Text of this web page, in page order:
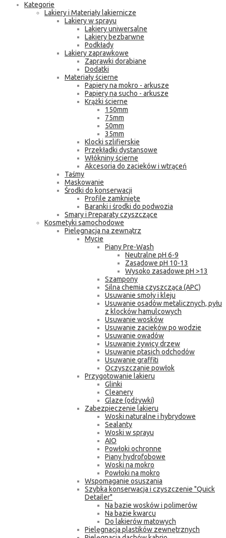
Kategorie
Lakiery i Materiały lakiernicze
Lakiery w sprayu
Lakiery uniwersalne
Lakiery bezbarwne
Podkłady
Lakiery zaprawkowe
Zaprawki dorabiane
Dodatki
Materiały ścierne
Papiery na mokro - arkusze
Papiery na sucho - arkusze
Krążki ścierne
150mm
75mm
50mm
35mm
Klocki szlifierskie
Przekładki dystansowe
Włókniny ścierne
Akcesoria do zacieków i wtrąceń
Taśmy
Maskowanie
Środki do konserwacji
Profile zamknięte
Baranki i środki do podwozia
Smary i Preparaty czyszczące
Kosmetyki samochodowe
Pielęgnacja na zewnątrz
Mycie
Piany Pre-Wash
Neutralne pH 6-9
Zasadowe pH 10-13
Wysoko zasadowe pH >13
Szampony
Silna chemia czyszcząca (APC)
Usuwanie smoły i kleju
Usuwanie osadów metalicznych, pyłu
z klocków hamulcowych
Usuwanie wosków
Usuwanie zacieków po wodzie
Usuwanie owadów
Usuwanie żywicy drzew
Usuwanie ptasich odchodów
Usuwanie graffiti
Oczyszczanie powłok
Przygotowanie lakieru
Glinki
Cleanery
Glaze (odżywki)
Zabezpieczenie lakieru
Woski naturalne i hybrydowe
Sealanty
Woski w sprayu
AIO
Powłoki ochronne
Piany hydrofobowe
Woski na mokro
Powłoki na mokro
Wspomaganie osuszania
Szybka konserwacja i czyszczenie "Quick
Detailer"
Na bazie wosków i polimerów
Na bazie kwarcu
Do lakierów matowych
Pielęgnacja plastików zewnętrznych